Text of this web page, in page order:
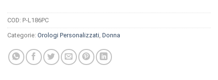
COD: P-L186PC
Categorie: Orologi Personalizzati Donna